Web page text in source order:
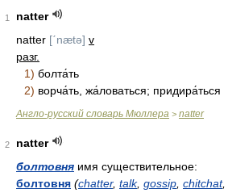
1
natter
natter [ˊnætə] v
разг.
1) болта́ть
2) ворча́ть, жа́ловаться; придира́ться
Англо-русский словарь Мюллера > natter
2
natter
болтовня имя существительное:
болтовня (chatter, talk, gossip chitchat,